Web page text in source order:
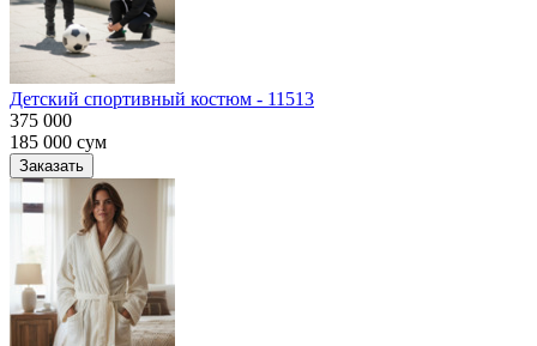
Детский спортивный костюм - 11513
375 000
185 000 сум
Заказать